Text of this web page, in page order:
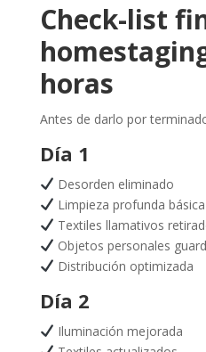
Check-list
horas
Antes de darlo por
Día 1
Desorden eliminado
Limpieza profunda básica
Textiles llamativos
Objetos personales
Distribución optimizada
Día 2
Iluminación mejorada